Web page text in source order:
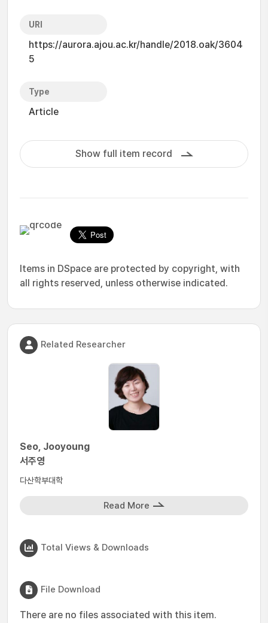
URI
https://aurora.ajou.ac.kr/handle/2018.oak/3604
5
Type
Article
Show full item record
Items in DSpace are protected by copyright, with
all rights reserved, unless otherwise indicated.
Related Researcher
Seo, Jooyoung
서주영
다산학부대학
Read More
Total Views & Downloads
File Download
There are no files associated with this item.